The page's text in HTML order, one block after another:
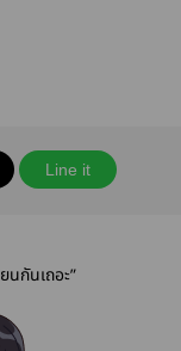
Line it
นกันเถอะ”